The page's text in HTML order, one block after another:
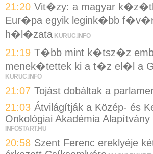
21:20 Vit�zy: a magyar
Eur�pa egyik legink�bb
h�l�zata KURUC.INFO
21:19 T�bb mint k�tsz�z
menek�tettek ki a t�z el�l a
KURUC.INFO
21:07 Tojást dobáltak a
21:03 Átvilágítják a Közép- és
Onkológiai Akadémia
INFOSTART.HU
20:58 Szent Ferenc ereklyéje